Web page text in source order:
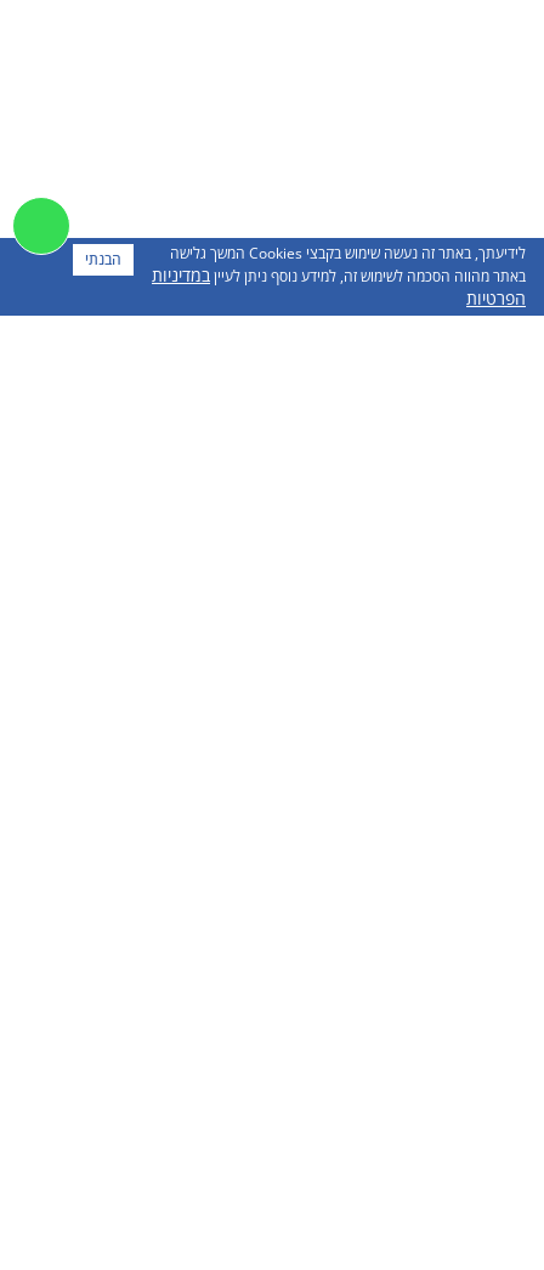
הבנתי
לידיעתך, באתר זה נעשה שימוש בקבצי Cookies המשך גלישה
באתר מהווה הסכמה לשימוש זה, למידע נוסף ניתן לעייןבמדיניות
הפרטיות